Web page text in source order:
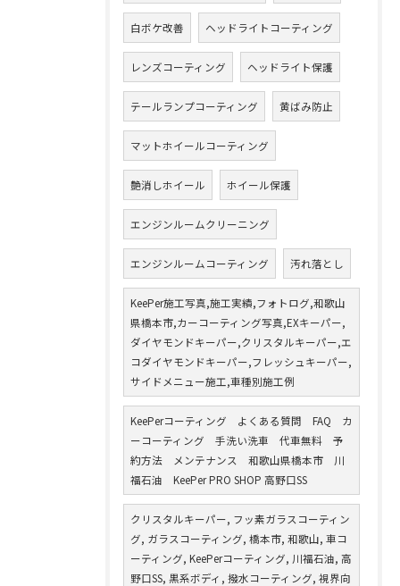
白ボケ改善 ヘッドライトコーティング
レンズコーティング ヘッドライト保護
テールランプコーティング 黄ばみ防止
マットホイールコーティング
艶消しホイール ホイール保護
エンジンルームクリーニング
エンジンルームコーティング 汚れ落とし
KeePer施工写真,施工実績,フォトログ,和歌山
県橋本市,カーコーティング写真,EXキーパー,
ダイヤモンドキーパー,クリスタルキーパー,エ
コダイヤモンドキーパー,フレッシュキーパー,
サイドメニュー施工,車種別施工例
KeePerコーティング よくある質問 FAQ カ
ーコーティング 手洗い洗車 代車無料 予
約方法 メンテナンス 和歌山県橋本市 川
福石油 KeePer PRO SHOP 高野口SS
クリスタルキーパー, フッ素ガラスコーティン
グ, ガラスコーティング, 橋本市, 和歌山, 車コ
ーティング, KeePerコーティング, 川福石油, 高
野口SS, 黒系ボディ, 撥水コーティング, 視界向